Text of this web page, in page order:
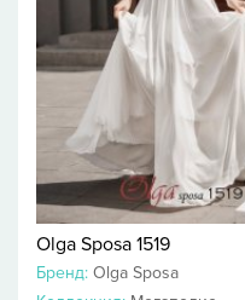
Olga Sposa 1519
Бренд: Olga Sposa